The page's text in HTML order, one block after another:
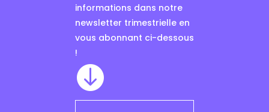
informations dans notre
newsletter trimestrielle en
vous abonnant ci-dessous
!
